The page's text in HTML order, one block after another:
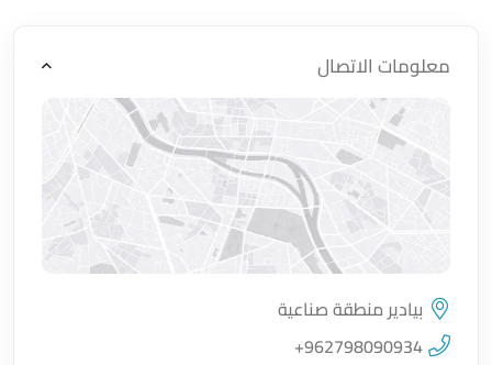
معلومات الاتصال
اضغط لتحميل الموقع
بيادير منطقة صناعية
+962798090934